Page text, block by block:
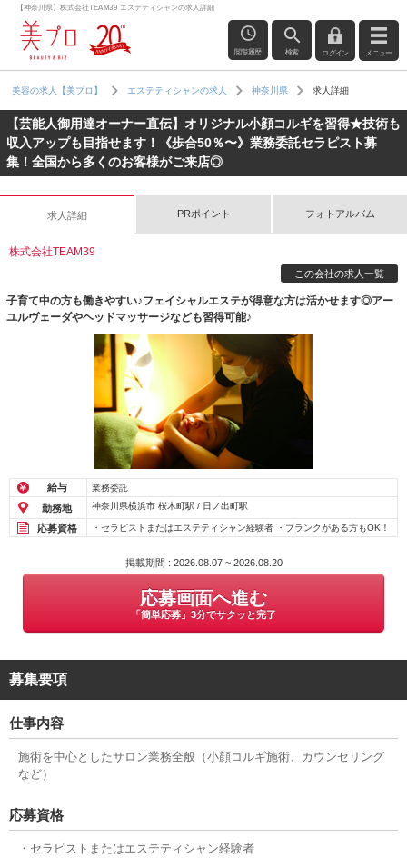
【神奈川県】株式会社TEAM39 エステティシャンの求人詳細
閲覧履歴 検索 ログイン メニュー
美容の求人【美プロ】 エステティシャンの求人 神奈川県 求人詳細
【芸能人御用達オーナー直伝】オリジナル小顔コルギを習得★技術も
収入アップも目指せます！《歩合50％〜》業務委託セラピスト募
集！全国から多くのお客様がご来店◎
求人詳細 PRポイント フォトアルバム
株式会社TEAM39
この会社の求人一覧
子育て中の方も働きやすい♪フェイシャルエステが得意な方は活かせます◎アー
ユルヴェーダやヘッドマッサージなども習得可能♪
給与 業務委託
勤務地 神奈川県横浜市 桜木町駅 / 日ノ出町駅
応募資格 ・セラピストまたはエステティシャン経験者 ・ブランクがある方もOK！
掲載期間 : 2026.08.07 ~ 2026.08.20
応募画面へ進む
「簡単応募」3分でサクッと完了
募集要項
仕事内容
施術を中心としたサロン業務全般（小顔コルギ施術、カウンセリング
など）
応募資格
・セラピストまたはエステティシャン経験者